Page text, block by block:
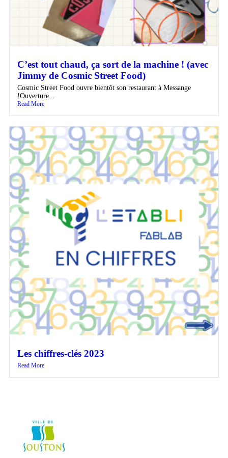
C’est tout chaud, ça sort de la machine ! (avec
Jimmy de Cosmic Street Food)
Cosmic Street Food ouvre bientôt son restaurant à Messange
!Ouverture...
Read More
Les chiffres-clés 2023
Read More